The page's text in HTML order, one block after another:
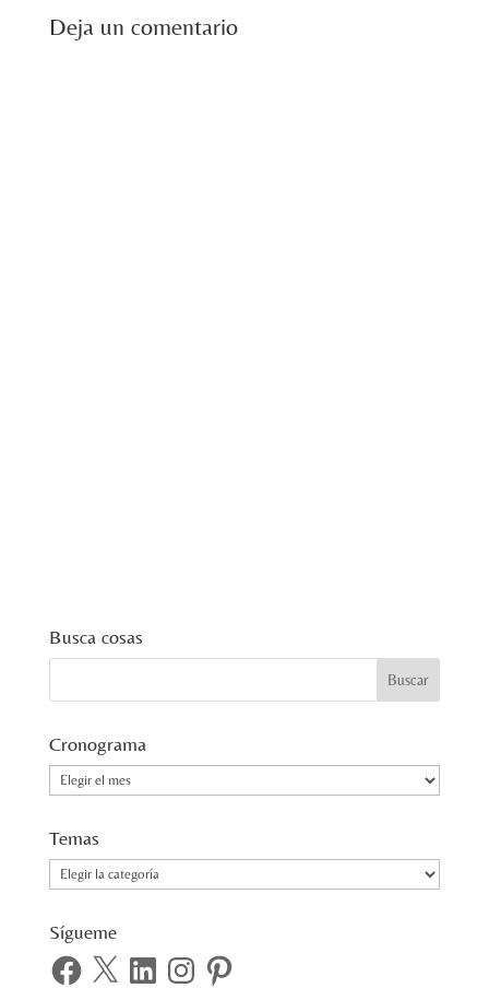
Deja un comentario
Busca cosas
Cronograma
Cronograma
Temas
Temas
Sígueme
Facebook
X LinkedInInstagramPinterest